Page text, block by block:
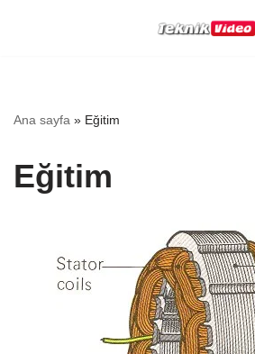
Ana sayfa » Eğitim
Eğitim